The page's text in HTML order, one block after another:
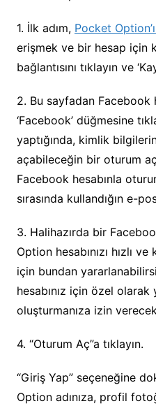
1. İlk adım, Pocket
erişmek ve bir hesap için
bağlantısını tıklayın ve
2. Bu sayfadan Facebook
‘Facebook’ düğmesine
yaptığında, kimlik
açabileceğin bir oturum
Facebook hesabınla
sırasında kullandığın e-
3. Halihazırda bir
Option hesabınızı hızlı
için bundan
hesabınız için özel
oluşturmanıza izin
4. “Oturum Aç”a tıklayın.
“Giriş Yap” seçeneğine
Option adınıza, profil